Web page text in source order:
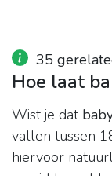
35
Hoe laat
Wist je dat
vallen tussen
hiervoor